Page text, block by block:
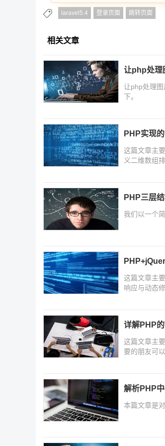
laravel5.4 登录页面 跳转页面
相关文章
让php处理
让php处理
下。
PHP实现
这篇文章主
义二维数组
PHP三层
我们以一个
这篇文章主
响应与动态
详解PHP
这篇文章主
要的朋友可
解析PHP
本篇文章是